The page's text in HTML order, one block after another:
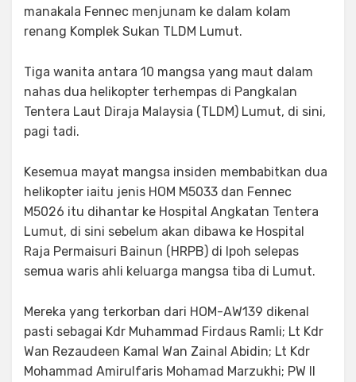
manakala Fennec menjunam ke dalam kolam
renang Komplek Sukan TLDM Lumut.
Tiga wanita antara 10 mangsa yang maut dalam
nahas dua helikopter terhempas di Pangkalan
Tentera Laut Diraja Malaysia (TLDM) Lumut, di sini,
pagi tadi.
Kesemua mayat mangsa insiden membabitkan dua
helikopter iaitu jenis HOM M5033 dan Fennec
M5026 itu dihantar ke Hospital Angkatan Tentera
Lumut, di sini sebelum akan dibawa ke Hospital
Raja Permaisuri Bainun (HRPB) di Ipoh selepas
semua waris ahli keluarga mangsa tiba di Lumut.
Mereka yang terkorban dari HOM-AW139 dikenal
pasti sebagai Kdr Muhammad Firdaus Ramli; Lt Kdr
Wan Rezaudeen Kamal Wan Zainal Abidin; Lt Kdr
Mohammad Amirulfaris Mohamad Marzukhi; PW II